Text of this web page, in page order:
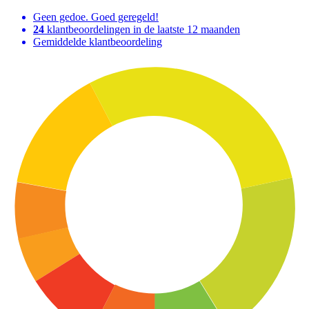
Geen gedoe. Goed geregeld!
24 klantbeoordelingen in de laatste 12 maanden
Gemiddelde klantbeoordeling